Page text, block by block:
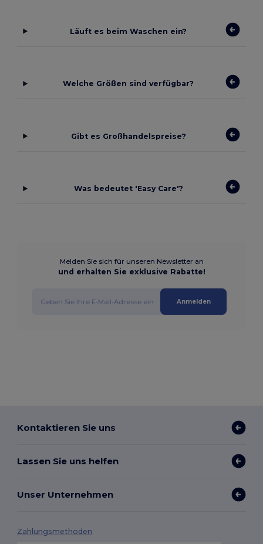
Läuft es beim Waschen ein?
Welche Größen sind verfügbar?
Gibt es Großhandelspreise?
Was bedeutet 'Easy Care'?
Melden Sie sich für unseren Newsletter an
und erhalten Sie exklusive Rabatte!
Anmelden
Kontaktieren Sie uns
Lassen Sie uns helfen
Unser Unternehmen
Zahlungsmethoden